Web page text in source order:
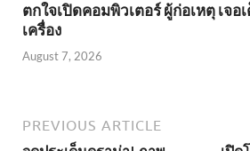
ตกใจเปิดคอมพิวเตอร์ ผู้ก่อเหตุ เจ
เครื่อง
August 7, 2026
PREVIOUS ARTICLE